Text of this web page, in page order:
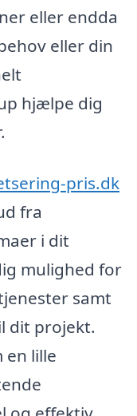
eller endda
eller din
hjælpe dig
pris.dk
fra
i dit
mulighed for
samt
dit projekt.
en lille